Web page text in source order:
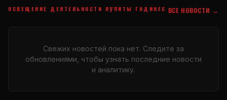
ОСВЕЩЕНИЕ ДЕЯТЕЛЬНОСТИ ЛУПИТЫ ГОДИНЕС ВСЕ НОВОСТИ →
Свежих новостей пока нет. Следите за
обновлениями, чтобы узнать последние новости
и аналитику.